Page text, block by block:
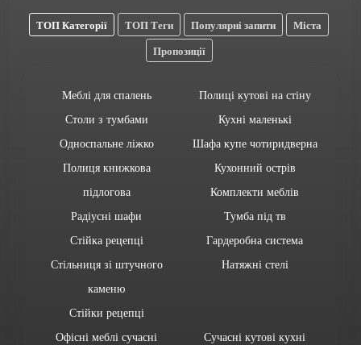
ТОП Категорії ТОП Теги Популярні запити
Міста
Пропозиції
Меблі для спалень
Столи з тумбами
Односпальне ліжко
Полиця книжкова
підлогова
Радіусні шафи
Стійка рецепці
Стільниця зі штучного
каменю
Стійки рецепці
Полиці кутові на стіну
Кухні маленькі
Шафа купе чотиридверна
Кухонний острів
Комплекти меблів
Тумба під тв
Гардеробна система
Натяжні стелі
Офісні меблі сучасні Сучасні кутові кухні